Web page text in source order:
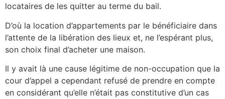
locataires de les quitter au terme du bail.
D’où la location d’appartements par le bénéficiaire dans
l’attente de la libération des lieux et, ne l’espérant plus,
son choix final d’acheter une maison.
Il y avait là une cause légitime de non-occupation que la
cour d’appel a cependant refusé de prendre en compte
en considérant qu’elle n’était pas constitutive d’un cas